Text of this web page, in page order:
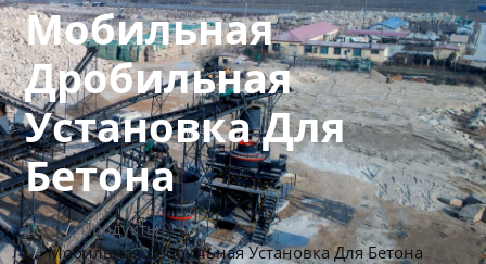
Мобильная
Дробильная
Установка Для
Бетона
Дом
Продукты
Мобильная Дробильная Установка Для Бетона